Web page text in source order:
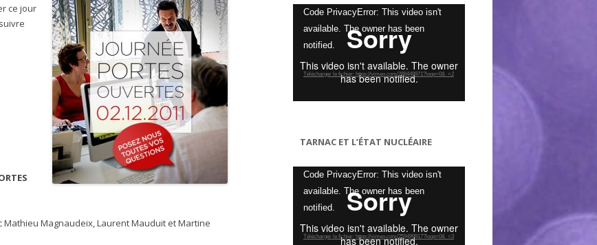
ce jour
Mathieu Magnaudeix, Laurent Mauduit et Martine
Lecteur
vidéo
Code PrivacyError: This video isn't
available. The owner has been
notified.
Télécharger le fichier: https://vimeo.com/288448971?loop=0&_=2
TARNAC ET L’ÉTAT NUCLÉAIRE
Lecteur
vidéo
Code PrivacyError: This video isn't
available. The owner has been
notified.
Télécharger le fichier: https://vimeo.com/259499917?loop=0&_=3